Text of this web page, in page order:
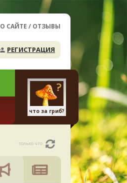
О САЙТЕ / ОТЗЫВЫ
РЕГИСТРАЦИЯ
что за гриб?
только что